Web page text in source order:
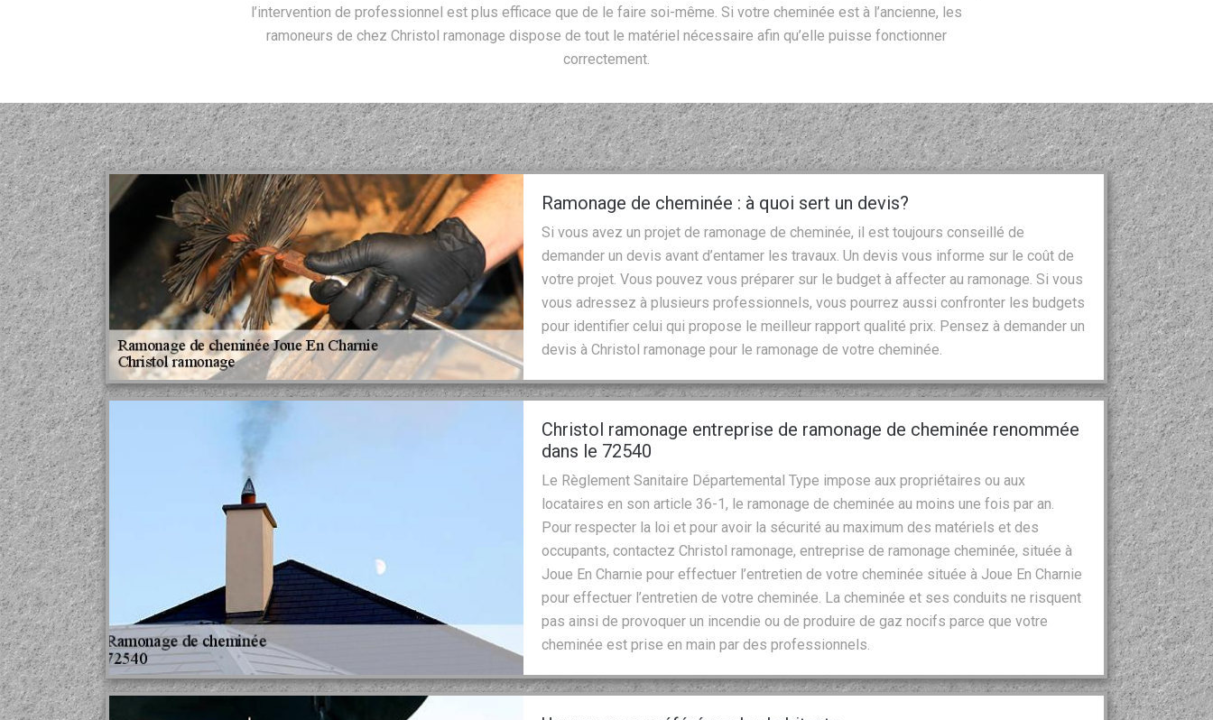
l’intervention de professionnel est plus efficace que de le faire soi-même. Si votre cheminée est à l’ancienne, les
ramoneurs de chez Christol ramonage dispose de tout le matériel nécessaire afin qu’elle puisse fonctionner
correctement.
Ramonage de cheminée : à quoi sert un devis?
Si vous avez un projet de ramonage de cheminée, il est toujours conseillé de
demander un devis avant d’entamer les travaux. Un devis vous informe sur le coût de
votre projet. Vous pouvez vous préparer sur le budget à affecter au ramonage. Si vous
vous adressez à plusieurs professionnels, vous pourrez aussi confronter les budgets
pour identifier celui qui propose le meilleur rapport qualité prix. Pensez à demander un
devis à Christol ramonage pour le ramonage de votre cheminée.
Christol ramonage entreprise de ramonage de cheminée renommée
dans le 72540
Le Règlement Sanitaire Départemental Type impose aux propriétaires ou aux
locataires en son article 36-1, le ramonage de cheminée au moins une fois par an.
Pour respecter la loi et pour avoir la sécurité au maximum des matériels et des
occupants, contactez Christol ramonage, entreprise de ramonage cheminée, située à
Joue En Charnie pour effectuer l’entretien de votre cheminée située à Joue En Charnie
pour effectuer l’entretien de votre cheminée. La cheminée et ses conduits ne risquent
pas ainsi de provoquer un incendie ou de produire de gaz nocifs parce que votre
cheminée est prise en main par des professionnels.